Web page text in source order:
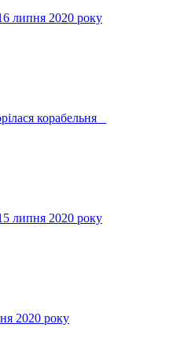
липня 2020 року
корабельня
липня 2020 року
2020 року